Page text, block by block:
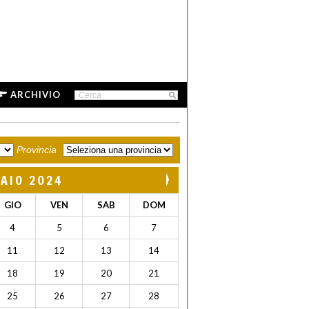
ARCHIVIO
Provincia
2024
GIO VEN SAB DOM
4 5 6 7
11 12 13 14
18 19 20 21
25 26 27 28